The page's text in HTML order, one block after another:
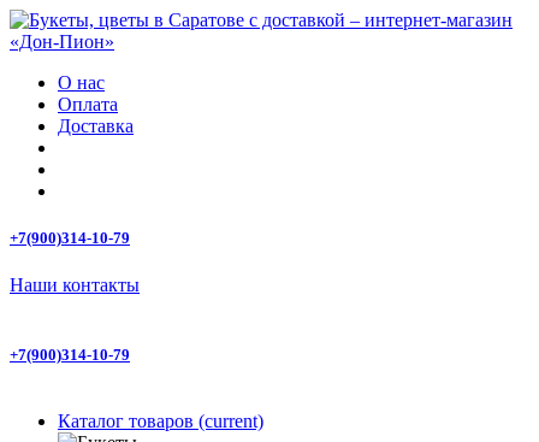
О нас
Оплата
Доставка
+7(900)314-10-79
Наши контакты
+7(900)314-10-79
Каталог товаров (current)